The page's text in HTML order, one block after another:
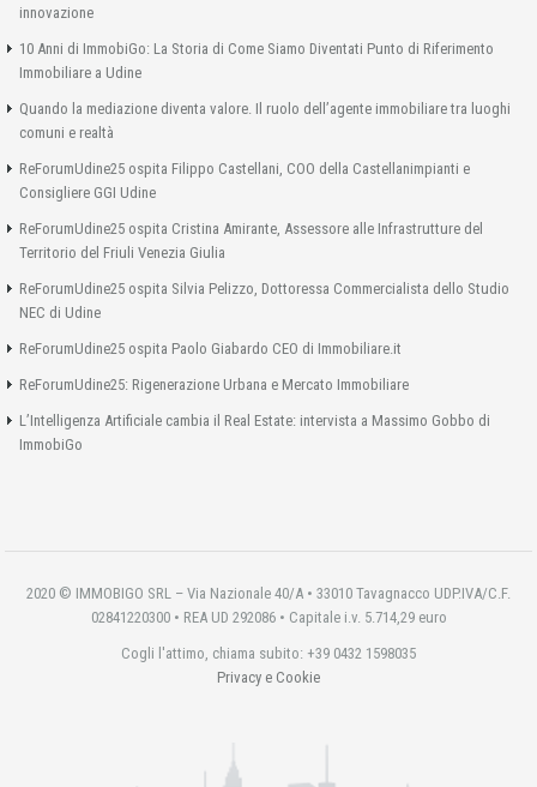
innovazione
10 Anni di ImmobiGo: La Storia di Come Siamo Diventati Punto di Riferimento
Immobiliare a Udine
Quando la mediazione diventa valore. Il ruolo dell’agente immobiliare tra luoghi
comuni e realtà
ReForumUdine25 ospita Filippo Castellani, COO della Castellanimpianti e
Consigliere GGI Udine
ReForumUdine25 ospita Cristina Amirante, Assessore alle Infrastrutture del
Territorio del Friuli Venezia Giulia
ReForumUdine25 ospita Silvia Pelizzo, Dottoressa Commercialista dello Studio
NEC di Udine
ReForumUdine25 ospita Paolo Giabardo CEO di Immobiliare.it
ReForumUdine25: Rigenerazione Urbana e Mercato Immobiliare
L’Intelligenza Artificiale cambia il Real Estate: intervista a Massimo Gobbo di
ImmobiGo
2020 © IMMOBIGO SRL – Via Nazionale 40/A • 33010 Tavagnacco UDP.IVA/C.F.
02841220300 • REA UD 292086 • Capitale i.v. 5.714,29 euro
Cogli l'attimo, chiama subito: +39 0432 1598035
Privacy e Cookie